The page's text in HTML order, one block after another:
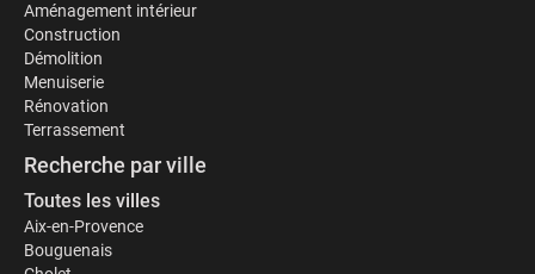
Aménagement intérieur
Construction
Démolition
Menuiserie
Rénovation
Terrassement
Recherche par ville
Toutes les villes
Aix-en-Provence
Bouguenais